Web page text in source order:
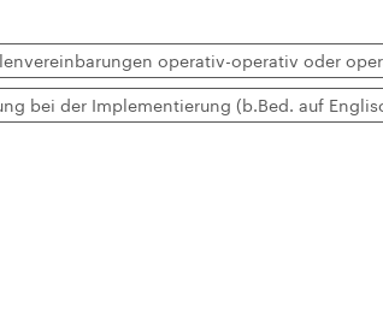
operativ-operativ oder
bei der Implementierung (b.Bed. auf